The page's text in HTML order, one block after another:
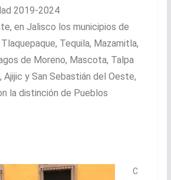
2019-2024
en Jalisco los municipios de
Tequila, Mazamitla,
de Moreno, Mascota, Talpa
Ajijic y San Sebastián del Oeste,
la distinción de Pueblos
C